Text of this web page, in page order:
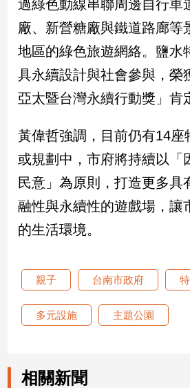
設
計
旅
遊/
美
食
座/
命
理
消
費
健
康/
感
情
藝
術
／
過綠色動線串聯周邊自行車
廠、新營糖廠與鐵道路廊等
地區的綠色旅遊網絡。鹽水
具永續設計與社會參與，榮
亞太暨台灣永續行動獎」肯
黃偉哲強調，目前仍有14座
或規劃中，市府將持續以「
民意」為原則，打造更多具
融性與永續性的遊戲場，讓
的生活環境。
親子 台南市政府
多元設施 主題公園
相關新聞